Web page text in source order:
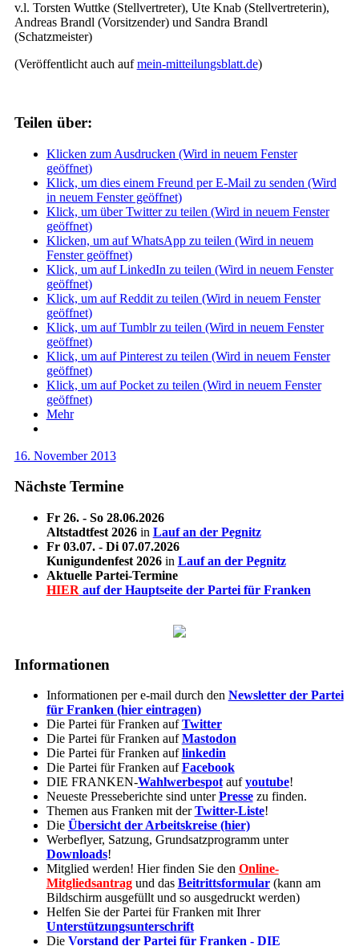
v.l. Torsten Wuttke (Stellvertreter), Ute Knab (Stellvertreterin),
Andreas Brandl (Vorsitzender) und Sandra Brandl
(Schatzmeister)
(Veröffentlicht auch aufmein-mitteilungsblatt.de)
Teilen über:
Klicken zum Ausdrucken (Wird in neuem Fenster
geöffnet)
Klick, um dies einem Freund per E-Mail zu senden (Wird
in neuem Fenster geöffnet)
Klick, um über Twitter zu teilen (Wird in neuem Fenster
geöffnet)
Klicken, um auf WhatsApp zu teilen (Wird in neuem
Fenster geöffnet)
Klick, um auf LinkedIn zu teilen (Wird in neuem Fenster
geöffnet)
Klick, um auf Reddit zu teilen (Wird in neuem Fenster
geöffnet)
Klick, um auf Tumblr zu teilen (Wird in neuem Fenster
geöffnet)
Klick, um auf Pinterest zu teilen (Wird in neuem Fenster
geöffnet)
Klick, um auf Pocket zu teilen (Wird in neuem Fenster
geöffnet)
Mehr
16. November 2013
Nächste Termine
Fr 26. - So 28.06.2026
Altstadtfest 2026in Lauf an der Pegnitz
Fr 03.07. - Di 07.07.2026
Kunigundenfest 2026in Lauf an der Pegnitz
Aktuelle Partei-Termine
HIER auf der Hauptseite der Partei für Franken
Informationen
Informationen per e-mail durch den Newsletter der Partei
für Franken (hier eintragen)
Die Partei für Franken aufTwitter
Die Partei für Franken aufMastodon
Die Partei für Franken auflinkedin
Die Partei für Franken aufFacebook
DIE FRANKEN-Wahlwerbespotaufyoutube!
Neueste Presseberichte sind unterPressezu finden.
Themen aus Franken mit derTwitter-Liste!
Die Übersicht der Arbeitskreise (hier)
Werbeflyer, Satzung, Grundsatzprogramm unter
Downloads!
Mitglied werden! Hier finden Sie den Online-
Mitgliedsantragund das Beitrittsformular(kann am
Bildschirm ausgefüllt und so ausgedruckt werden)
Helfen Sie der Partei für Franken mit Ihrer
Unterstützungsunterschrift
Die Vorstand der Partei für Franken - DIE